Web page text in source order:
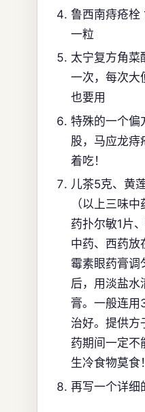
鲁西南痔疮栓
一粒
太宁复方角
一次，每次大
也要用
特殊的一个偏
股，马应龙痔
着吃！
儿茶5克、黄
（以上三味
药扑尔敏1片
中药、西药放
霉素眼药膏调
后，用淡盐水
膏。一般连
治好。提供方
药期间一定不
生冷食物莫食
再写一个详细